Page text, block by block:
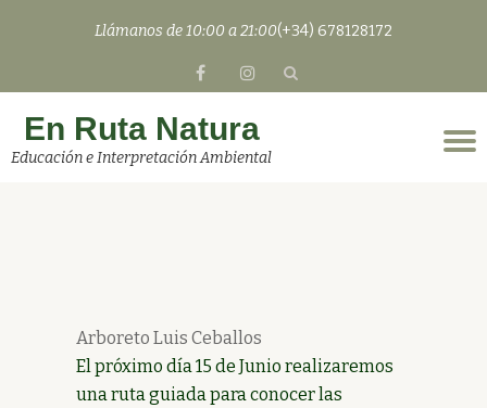
Llámanos de 10:00 a 21:00(+34) 678128172
fa-
fa-
En Ruta Natura
Educación e Interpretación Ambiental
Arboreto Luis Ceballos
El próximo día 15 de Junio realizaremos
una ruta guiada para conocer las